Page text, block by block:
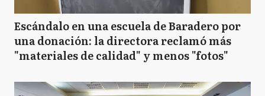
Escándalo en una escuela de Baradero por
una donación: la directora reclamó más
"materiales de calidad" y menos "fotos"